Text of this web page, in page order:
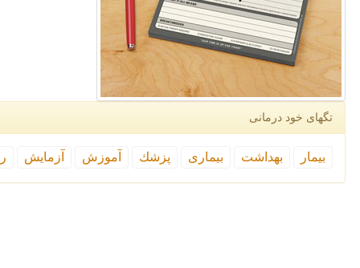
تگهای خود درمانی
بیمار بهداشت بیماری پزشك آموزش آزمایش